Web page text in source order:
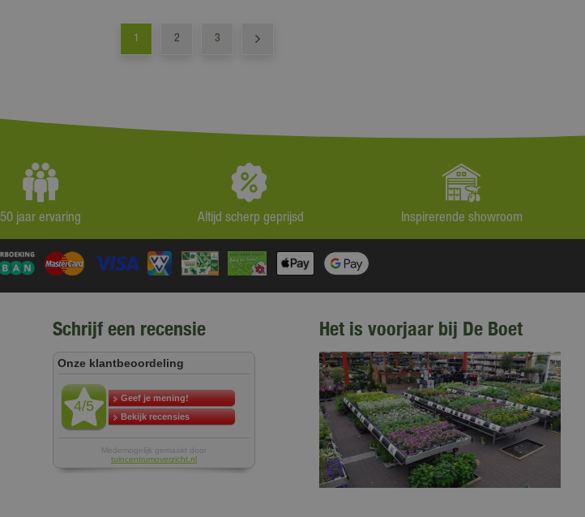
1 2 3
50 jaar ervaring Altijd scherp geprijsd Inspirerende showroom
Het is voorjaar bij De Boet
Schrijf een recensie